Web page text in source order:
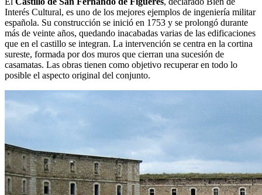
Interés Cultural, es uno de los mejores ejemplos de ingeniería militar
española. Su construcción se inició en 1753 y se prolongó durante
más de veinte años, quedando inacabadas varias de las edificaciones
que en el castillo se integran. La intervención se centra en la cortina
sureste, formada por dos muros que cierran una sucesión de
casamatas. Las obras tienen como objetivo recuperar en todo lo
posible el aspecto original del conjunto.